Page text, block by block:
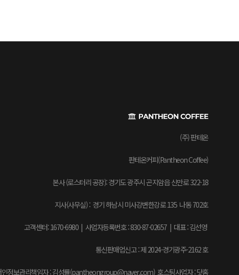
(주) 판테온
판테온커피(Pantheon Coffee)
본사 (로스터리 공장): 경기도 광주시 곤지암읍 신만로 322-18
지사(사무실) : 경기 하남시 미사강변한강로 135 나동 702호
고객센터: 1670-6980 | 사업자등록번호 : 830-87-02657 | 대표 : 김선영
통신판매업신고 : 제 2024-경기광주-2162 호
인정보관리책임자 : 김성률(pantheongroup@naver.com) 호스팅사업자 : 닷홈